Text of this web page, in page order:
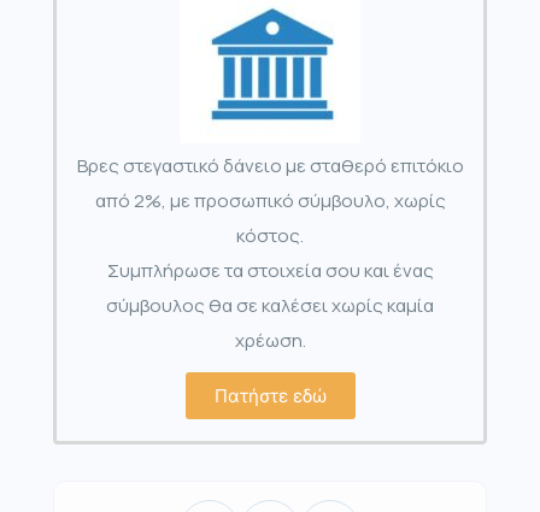
Βρες στεγαστικό δάνειο με σταθερό επιτόκιο
από 2%, με προσωπικό σύμβουλο, χωρίς
κόστος.
Συμπλήρωσε τα στοιχεία σου και ένας
σύμβουλος θα σε καλέσει χωρίς καμία
χρέωση.
Πατήστε εδώ